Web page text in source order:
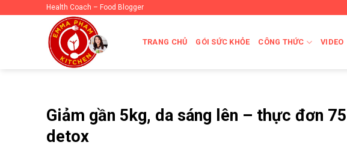
Health Coach – Food Blogger
TRANG CHỦ GÓI SỨC KHỎE CÔNG THỨC VIDEO
Giảm gần 5kg, da sáng lên – thực đơn
detox